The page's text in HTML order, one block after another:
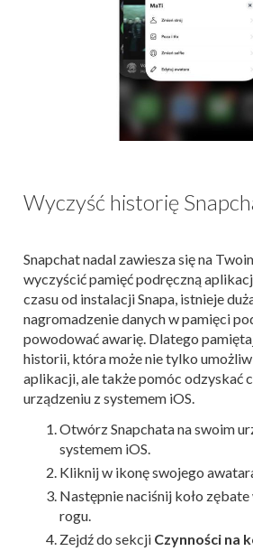
Wyczyść historię
Snapchat nadal zawiesza się na
wyczyścić pamięć podręczną
czasu od instalacji Snapa, istnieje
nagromadzenie danych w pamięci
powodować awarię. Dlatego
historii, która może nie tylko
aplikacji, ale także pomóc odzyskać
urządzeniu z systemem iOS.
Otwórz Snapchata na swoim
systemem iOS.
Kliknij w ikonę swojego
Następnie naciśnij koło
rogu.
Zejdź do sekcji Czynności na